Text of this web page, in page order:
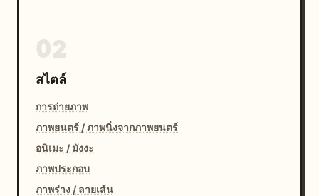
สไตล์
การถ่ายภาพ
ภาพยนตร์ / ภาพนิ่งจากภาพยนตร์
อนิเมะ / มังงะ
ภาพประกอบ
ภาพร่าง / ลายเส้น